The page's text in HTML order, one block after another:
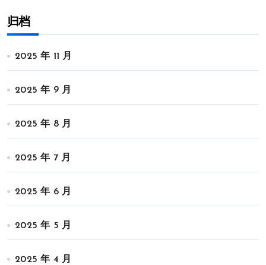
归档
2025 年 11 月
2025 年 9 月
2025 年 8 月
2025 年 7 月
2025 年 6 月
2025 年 5 月
2025 年 4 月